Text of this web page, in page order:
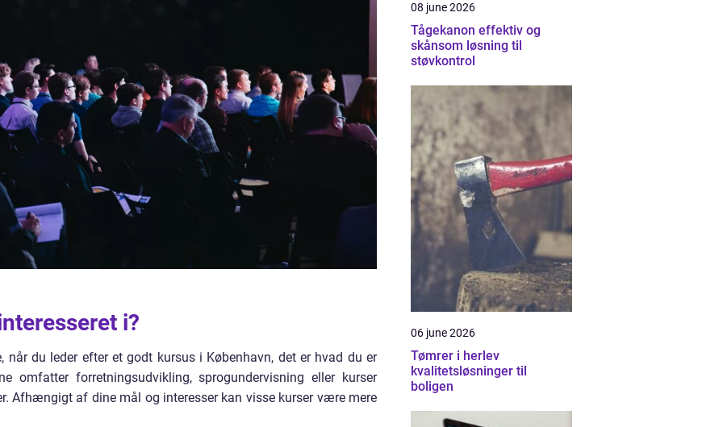
i?
når du leder efter et godt kursus i København, det er hvad du er
omfatter forretningsudvikling, sprogundervisning eller kurser
Afhængigt af dine mål og interesser kan visse kurser være mere
08 june 2026
Tågekanon effektiv og
skånsom løsning til
støvkontrol
06 june 2026
Tømrer i herlev
kvalitetsløsninger til
boligen